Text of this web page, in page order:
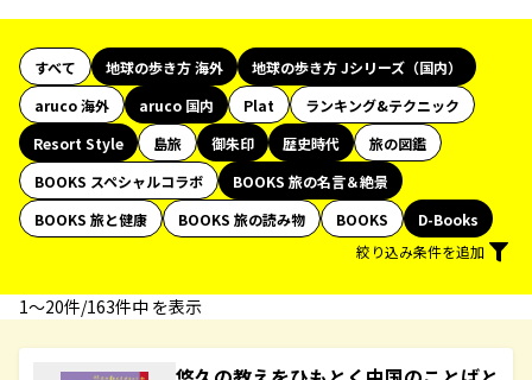
すべて 地球の歩き方 海外
地球の歩き方 Jシリーズ（国内）
aruco 海外
aruco 国内 Plat
ランキング&テクニック
Resort Style
島旅 御朱印 歴史時代
旅の図鑑
BOOKS スペシャルコラボ
BOOKS 旅の名言＆絶景
BOOKS 旅と健康
BOOKS 旅の読み物 BOOKS
D-Books
絞り込み条件を追加
1〜20件/163件中 を表示